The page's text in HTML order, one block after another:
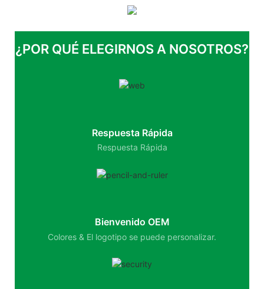
¿POR QUÉ ELEGIRNOS A NOSOTROS?
Respuesta Rápida
Respuesta Rápida
Bienvenido OEM
Colores & El logotipo se puede personalizar.